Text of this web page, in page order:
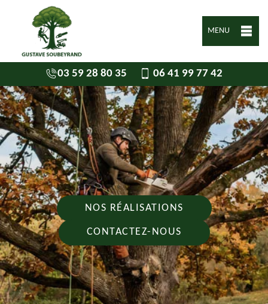
MENU
03 59 28 80 35 06 41 99 77 42
NOS RÉALISATIONS
CONTACTEZ-NOUS